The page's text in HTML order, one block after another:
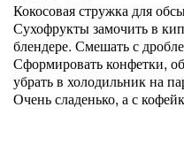
Кокосовая стружка для
Сухофрукты замочить в
блендере. Смешать с
Сформировать конфетки,
убрать в холодильник на
Очень сладенько, а с